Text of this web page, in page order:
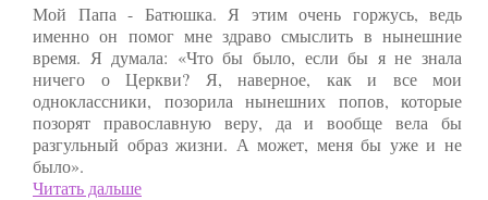
Мой Папа - Батюшка. Я этим очень горжусь, ведь
именно он помог мне здраво смыслить в нынешние
время. Я думала: «Что бы было, если бы я не знала
ничего о Церкви? Я, наверное, как и все мои
одноклассники, позорила нынешних попов, которые
позорят православную веру, да и вообще вела бы
разгульный образ жизни. А может, меня бы уже и не
было».
Читать дальше